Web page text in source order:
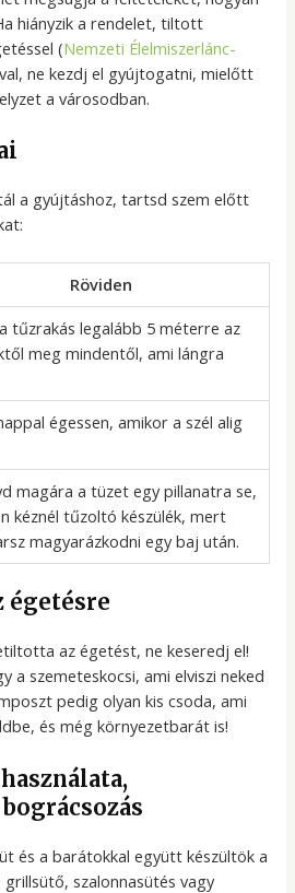
hiányzik a rendelet, tiltott
(Nemzeti Élelmiszerlánc-
ne kezdj el gyújtogatni, mielőtt
a városodban.
a gyújtáshoz, tartsd szem előtt
Röviden
tűzrakás legalább 5 méterre az
meg mindentől, ami lángra
égessen, amikor a szél alig
magára a tüzet egy pillanatra se,
kéznél tűzoltó készülék, mert
magyarázkodni egy baj után.
égetésre
az égetést, ne keseredj el!
a szemeteskocsi, ami elviszi neked
pedig olyan kis csoda, ami
és még környezetbarát is!
és a barátokkal együtt készültök a
szalonnasütés vagy